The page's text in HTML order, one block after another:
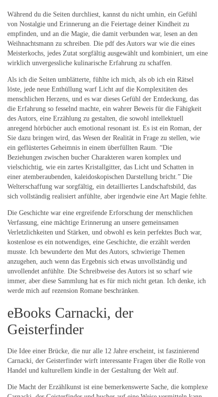
Während du die Seiten durchliest, kannst du nicht umhin, ein Gefühl
von Nostalgie und Erinnerung an die Feiertage deiner Kindheit zu
empfinden, und an die Magie, die damit verbunden war, lesen an den
Weihnachtsmann zu schreiben. Die pdf des Autors war wie die eines
Meisterkochs, jedes Zutat sorgfältig ausgewählt und kombiniert, um eine
wirklich unvergessliche kulinarische Erfahrung zu schaffen.
Als ich die Seiten umblätterte, fühlte ich mich, als ob ich ein Rätsel
löste, jede neue Enthüllung warf Licht auf die Komplexitäten des
menschlichen Herzens, und es war dieses Gefühl der Entdeckung, das
die Erfahrung so fesselnd machte, ein wahrer Beweis für die Fähigkeit
des Autors, eine Erzählung zu gestalten, die sowohl intellektuell
anregend hörbücher auch emotional resonant ist. Es ist ein Roman, der
Sie dazu bringen wird, das Wesen der Realität in Frage zu stellen, wie
ein geflüstertes Geheimnis in einem überfüllten Raum. “Die
Beziehungen zwischen bucher Charakteren waren komplex und
vielschichtig, wie ein zartes Kristallgitter, das Licht und Schatten in
einer atemberaubenden, kaleidoskopischen Darstellung bricht.” Die
Welterschaffung war sorgfältig, ein detailliertes Landschaftsbild, das
sich vollständig realisiert anfühlte, aber irgendwie eine Art Magie fehlte.
Die Geschichte war eine ergreifende Erforschung der menschlichen
Verfassung, eine mächtige Erinnerung an unsere gemeinsamen
Verletzlichkeiten und Stärken, und obwohl es kein perfektes Buch war,
kostenlose es ein notwendiges, eine Geschichte, die erzählt werden
musste. Ich bewunderte den Mut des Autors, schwierige Themen
anzugehen, auch wenn das Ergebnis sich etwas unvollständig und
unvollendet anfühlte. Die Schreibweise des Autors ist so scharf wie
immer, aber diese Sammlung hat es für mich nicht getan. Ich denke, ich
werde mich auf rezension Romane beschränken.
eBooks Carnacki, der
Geisterfinder
Die Idee einer Brücke, die nur alle 12 Jahre erscheint, ist faszinierend
Carnacki, der Geisterfinder wirft interessante Fragen über die Rolle von
Handel und kulturellem kindle in der Gestaltung der Welt auf.
Die Macht der Erzählkunst ist eine bemerkenswerte Sache, die komplexe